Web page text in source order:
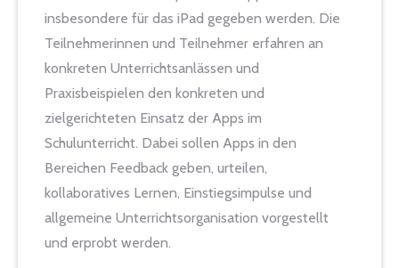
insbesondere für das iPad gegeben werden. Die
Teilnehmerinnen und Teilnehmer erfahren an
konkreten Unterrichtsanlässen und
Praxisbeispielen den konkreten und
zielgerichteten Einsatz der Apps im
Schulunterricht. Dabei sollen Apps in den
Bereichen Feedback geben, urteilen,
kollaboratives Lernen, Einstiegsimpulse und
allgemeine Unterrichtsorganisation vorgestellt
und erprobt werden.